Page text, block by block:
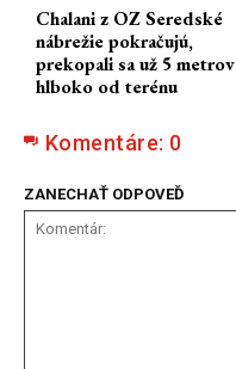
Chalani z OZ Seredské
nábrežie pokračujú,
prekopali sa už 5 metrov
hlboko od terénu
Komentáre: 0
ZANECHAŤ ODPOVEĎ